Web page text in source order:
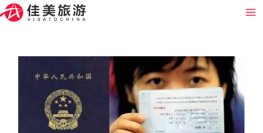
跳
至
Post
navigation